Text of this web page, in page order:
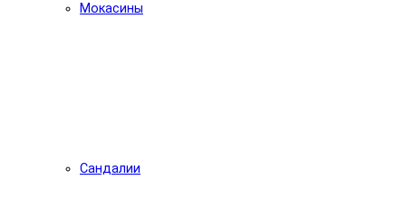
Мокасины
Сандалии